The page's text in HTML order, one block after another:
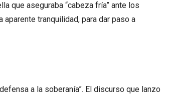
que aseguraba “cabeza fría” ante los
tranquilidad, para dar paso a
a la soberanía”. El discurso que lanzo